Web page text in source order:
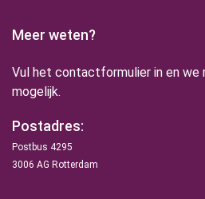
Meer weten?
Vul het contactformulier in en we
mogelijk.
Postadres:
Postbus 4295
3006 AG Rotterdam